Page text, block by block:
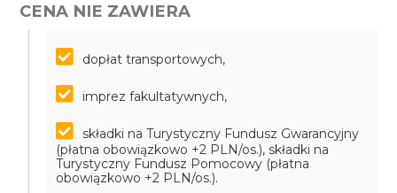
CENA NIE ZAWIERA
dopłat transportowych,
imprez fakultatywnych,
składki na Turystyczny Fundusz Gwarancyjny
(płatna obowiązkowo +2 PLN/os.), składki na
Turystyczny Fundusz Pomocowy (płatna
obowiązkowo +2 PLN/os.).